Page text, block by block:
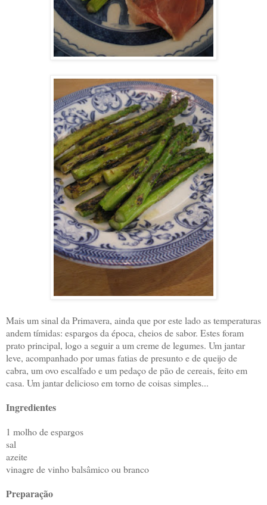
Mais um sinal da Primavera, ainda que por este lado as temperaturas
andem tímidas: espargos da época, cheios de sabor. Estes foram
prato principal, logo a seguir a um creme de legumes. Um jantar
leve, acompanhado por umas fatias de presunto e de queijo de
cabra, um ovo escalfado e um pedaço de pão de cereais, feito em
casa. Um jantar delicioso em torno de coisas simples...
Ingredientes
1 molho de espargos
sal
azeite
vinagre de vinho balsâmico ou branco
Preparação